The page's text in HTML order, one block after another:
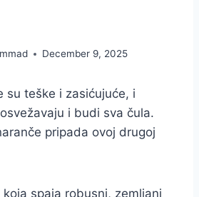
December 9, 2025
su teške i zasićujuće, i
i budi sva čula.
pripada ovoj drugoj
spaja robusni, zemljani